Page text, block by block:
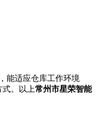
能适应仓库工作环境
。以上常州市星荣智能